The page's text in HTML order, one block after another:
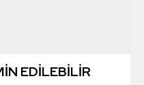
EDİLEBİLİR